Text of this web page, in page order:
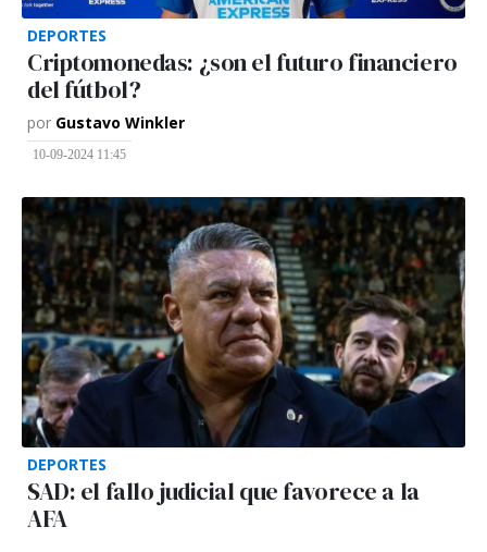
DEPORTES
Criptomonedas: ¿son el futuro financiero
del fútbol?
por Gustavo Winkler
10-09-2024 11:45
DEPORTES
SAD: el fallo judicial que favorece a la
AFA